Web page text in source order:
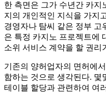
한 측면은 그가 수년간 카지
지의 개인적인 지식을 가지
경영자나 탐씨 같은 정부 고
은 특정 카지노 프로젝트에
소위 서비스 계약을 할 권리
기존의 양허업자의 면허에
함하는 것으로 생각된다. 몇
테이블 할당과 관련하여 여